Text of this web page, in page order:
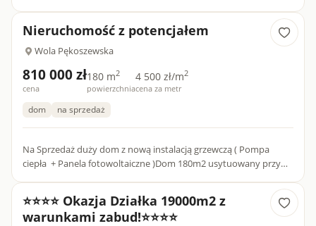
Nieruchomość z potencjałem
Wola Pękoszewska
810 000 zł
cena
180 m2
powierzchnia
4 500 zł/m2
cena za metr
dom na sprzedaż
Na Sprzedaż duży dom z nową instalacją grzewczą ( Pompa
ciepła + Panela fotowoltaiczne )Dom 180m2 usytuowany przy
⭐⭐⭐⭐ Okazja Działka 19000m2 z
warunkami zabud!⭐⭐⭐⭐